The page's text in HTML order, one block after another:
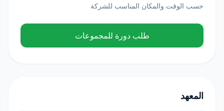
حسب الوقت والمكان المناسب للشركة
طلب دورة للمجموعات
المعهد